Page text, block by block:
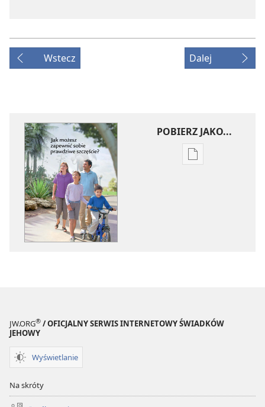
Wstecz Dalej
POBIERZ JAKO...
Ustawienia
JW.ORG® / OFICJALNY SERWIS INTERNETOWY ŚWIADKÓW
JEHOWY
Wyświetlanie
Na skróty